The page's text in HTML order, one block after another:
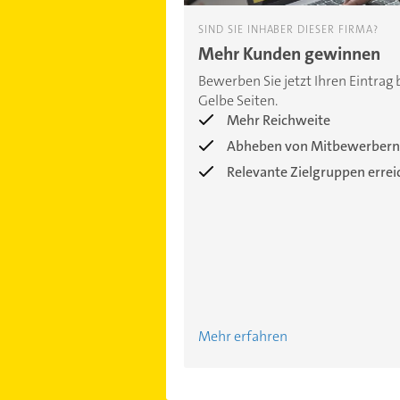
SIND SIE INHABER DIESER FIRMA?
Mehr Kunden gewinnen
Bewerben Sie jetzt Ihren Eintrag
Gelbe Seiten.
Mehr Reichweite
Abheben von Mitbewerbern
Relevante Zielgruppen
Mehr erfahren